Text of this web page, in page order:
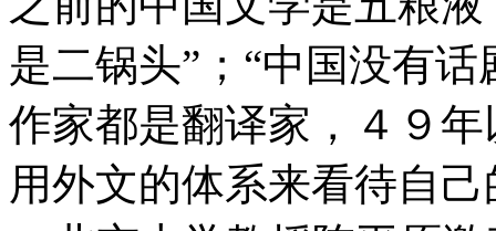
是二锅头”；“中国没有
作家都是翻译家，４９
用外文的体系来看待自